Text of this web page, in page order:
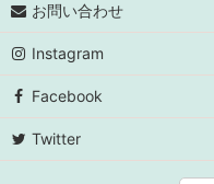
お問い合わせ
Instagram
Facebook
Twitter